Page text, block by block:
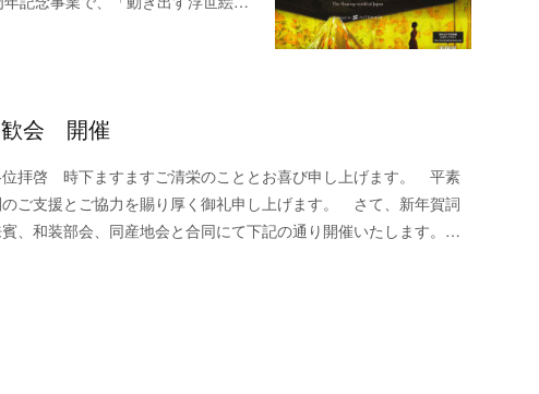
歓会 開催
拝啓 時下ますますご清栄のこととお喜び申し上げます。 平素
ご支援とご協力を賜り厚く御礼申し上げます。 さて、新年賀詞
、和装部会、同産地会と合同にて下記の通り開催いたします。…